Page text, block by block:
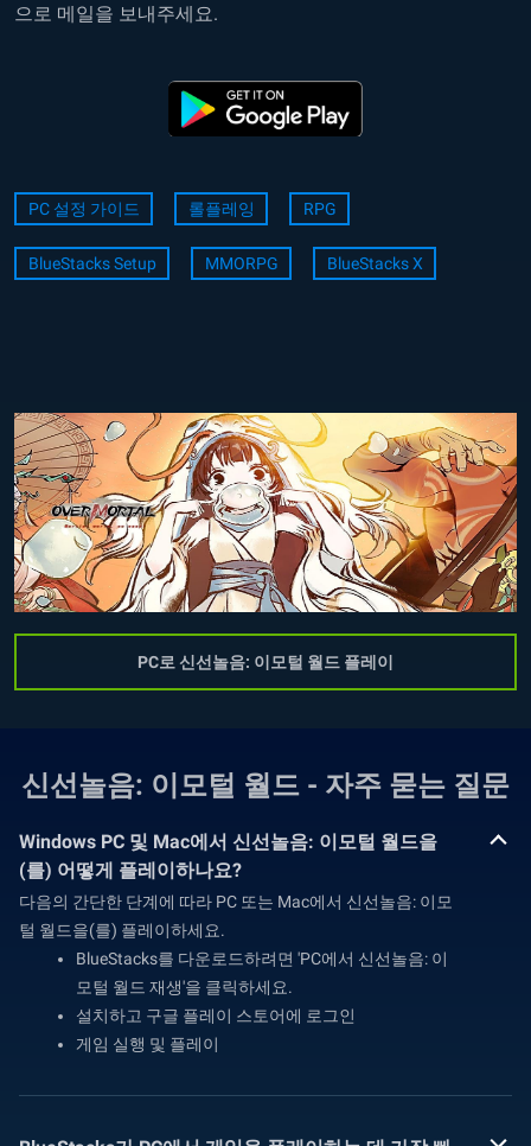
으로 메일을 보내주세요.
PC 설정 가이드 롤플레잉 RPG
BlueStacks Setup MMORPG BlueStacks X
PC로 신선놀음: 이모털 월드 플레이
신선놀음: 이모털 월드 - 자주 묻는 질문
Windows PC 및 Mac에서 신선놀음: 이모털 월드을
(를) 어떻게 플레이하나요?
다음의 간단한 단계에 따라 PC 또는 Mac에서 신선놀음: 이모
털 월드을(를) 플레이하세요.
BlueStacks를 다운로드하려면 'PC에서 신선놀음: 이
모털 월드 재생'을 클릭하세요.
설치하고 구글 플레이 스토어에 로그인
게임 실행 및 플레이